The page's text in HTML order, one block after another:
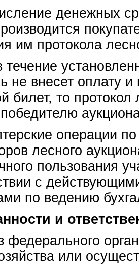
денежных
им протокола
не внесет оплату
билет, то
операции
лесного
пользования
с
по ведению
и
федерального
или